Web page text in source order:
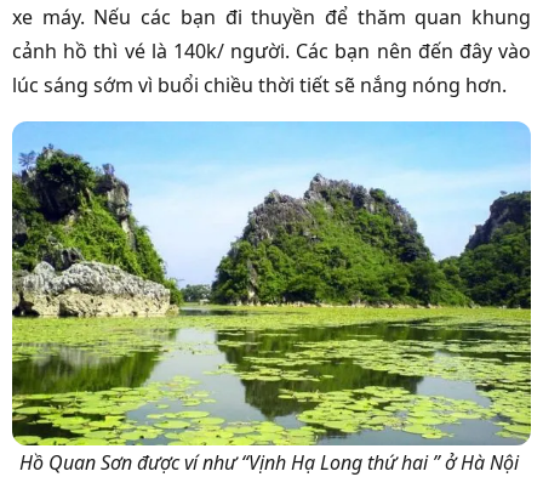
xe máy. Nếu các bạn đi thuyền để thăm quan khung
cảnh hồ thì vé là 140k/ người. Các bạn nên đến đây vào
lúc sáng sớm vì buổi chiều thời tiết sẽ nắng nóng hơn.
Hồ Quan Sơn được ví như “Vịnh Hạ Long thứ hai ” ở Hà Nội